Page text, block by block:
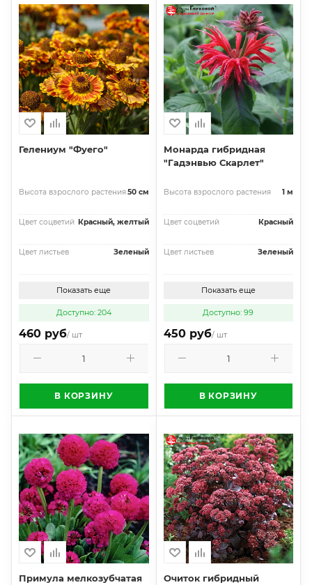
Гелениум "Фуего"
Высота взрослого растения50 см
Цвет соцветий Красный, желтый
Цвет листьев Зеленый
Показать еще
Доступно: 204
460 руб/ шт
В КОРЗИНУ
Монарда гибридная
"Гадэнвью Скарлет"
Высота взрослого растения 1 м
Цвет соцветий Красный
Цвет листьев Зеленый
Показать еще
Доступно: 99
450 руб/ шт
В КОРЗИНУ
Примула мелкозубчатая
Очиток гибридный